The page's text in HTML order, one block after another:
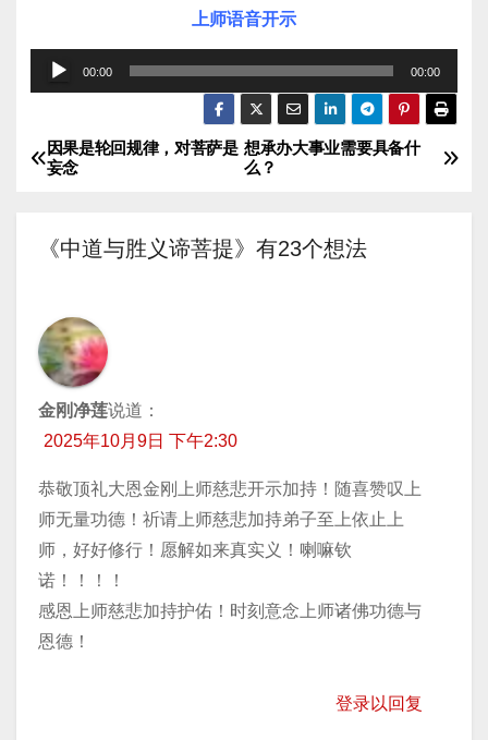
上师语音开示
频
放
00:00 00:00
文
导
想承办大事业需要具备什
么？
因果是轮回规律，对菩萨是
妄念
《中道与胜义谛菩提》有23个想法
金刚净莲说道：
2025年10月9日 下午2:30
恭敬顶礼大恩金刚上师慈悲开示加持！随喜赞叹上
师无量功德！祈请上师慈悲加持弟子至上依止上
师，好好修行！愿解如来真实义！喇嘛钦
诺！！！！
感恩上师慈悲加持护佑！时刻意念上师诸佛功德与
恩德！
登录以回复